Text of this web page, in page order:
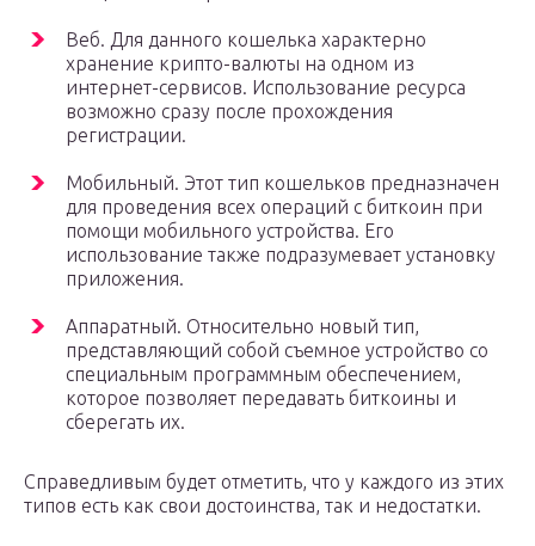
Веб. Для данного кошелька характерно
хранение крипто-валюты на одном из
интернет-сервисов. Использование ресурса
возможно сразу после прохождения
регистрации.
Мобильный. Этот тип кошельков предназначен
для проведения всех операций с биткоин при
помощи мобильного устройства. Его
использование также подразумевает установку
приложения.
Аппаратный. Относительно новый тип,
представляющий собой съемное устройство со
специальным программным обеспечением,
которое позволяет передавать биткоины и
сберегать их.
Справедливым будет отметить, что у каждого из этих
типов есть как свои достоинства, так и недостатки.